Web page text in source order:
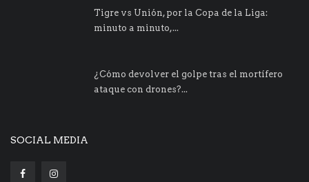
Tigre vs Unión, por la Copa de la Liga:
minuto a minuto,...
¿Cómo devolver el golpe tras el mortífero
ataque con drones?...
SOCIAL MEDIA